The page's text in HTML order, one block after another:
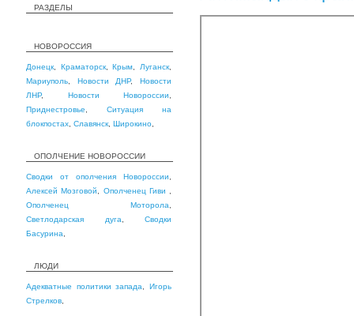
РАЗДЕЛЫ
НОВОРОССИЯ
Донецк Краматорск,Крым Луганск
Мариуполь
Новости ДНР,Новости
ЛНР, Новости Новороссии
Приднестровье
Ситуация на
блокпостах Славянск Широкино
ОПОЛЧЕНИЕ НОВОРОССИИ
Сводки от ополчения Новороссии
Алексей Мозговой
Ополченец Гиви
Ополченец Моторола
Светлодарская дуга
Сводки
Басурина
ЛЮДИ
Адекватные политики запада ,Игорь
Стрелков